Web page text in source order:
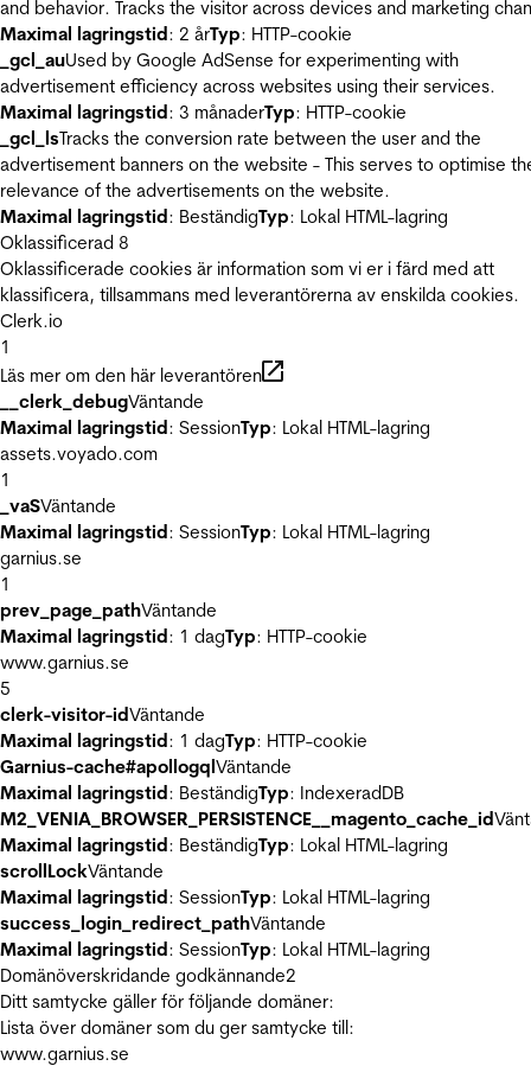
and behavior. Tracks the visitor across devices and marketing
Maximal lagringstid: 2 årTyp: HTTP-cookie
_gcl_auUsed by Google AdSense for experimenting with
advertisement efficiency across websites using their services.
Maximal lagringstid: 3 månaderTyp: HTTP-cookie
_gcl_lsTracks the conversion rate between the user and the
advertisement banners on the website - This serves to optimise
relevance of the advertisements on the website.
Maximal lagringstid: BeständigTyp: Lokal HTML-lagring
Oklassificerad 8
Oklassificerade cookies är information som vi er i färd med att
klassificera, tillsammans med leverantörerna av enskilda cookies.
Clerk.io
1
Läs mer om den här leverantören
__clerk_debugVäntande
Maximal lagringstid: SessionTyp: Lokal HTML-lagring
assets.voyado.com
1
_vaSVäntande
Maximal lagringstid: SessionTyp: Lokal HTML-lagring
garnius.se
1
prev_page_pathVäntande
Maximal lagringstid: 1 dagTyp: HTTP-cookie
www.garnius.se
5
clerk-visitor-idVäntande
Maximal lagringstid: 1 dagTyp: HTTP-cookie
Garnius-cache#apollogqlVäntande
Maximal lagringstid: BeständigTyp: IndexeradDB
M2_VENIA_BROWSER_PERSISTENCE__magento_cache_id
Maximal lagringstid: BeständigTyp: Lokal HTML-lagring
scrollLockVäntande
Maximal lagringstid: SessionTyp: Lokal HTML-lagring
success_login_redirect_pathVäntande
Maximal lagringstid: SessionTyp: Lokal HTML-lagring
Domänöverskridande godkännande2
Ditt samtycke gäller för följande domäner:
Lista över domäner som du ger samtycke till:
www.garnius.se